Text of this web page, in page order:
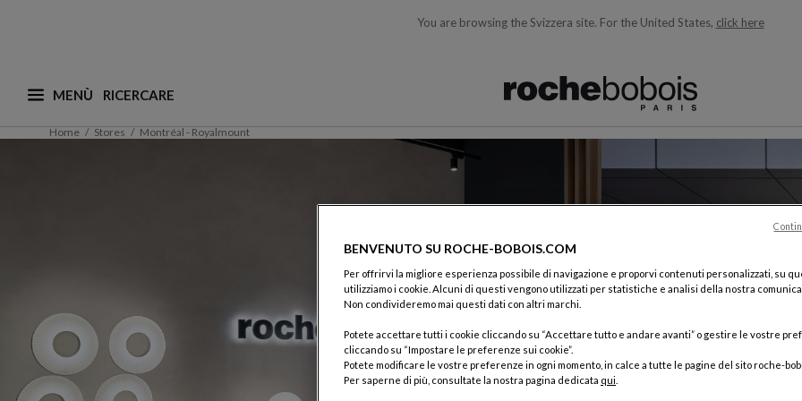
You are browsing the Svizzera site. For the United States, click here
MENÙ
Cosa stai cercando? (i suggerimenti sono disponibili qui sotto e si aggiornano man mano che si digita)
Home Stores Montréal - Royalmount
BENVENUTO SU ROCHE-BOBOIS.COM
Per offrirvi la migliore esperienza possibile di navigazione e proporvi contenuti personalizzati, su
utilizziamo i cookie. Alcuni di questi vengono utilizzati per statistiche e analisi della nostra
Non condivideremo mai questi dati con altri marchi.
Potete accettare tutti i cookie cliccando su “Accettare tutto e andare avanti” o gestire le vostre
cliccando su “Impostare le preferenze sui cookie”.
Potete modificare le vostre preferenze in ogni momento, in calce a tutte le pagine del sito roche-
Per saperne di più, consultate la nostra pagina dedicata qui